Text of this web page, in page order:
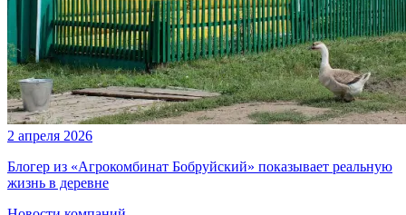
2 апреля 2026
Блогер из «Агрокомбинат Бобруйский» показывает реальную
жизнь в деревне